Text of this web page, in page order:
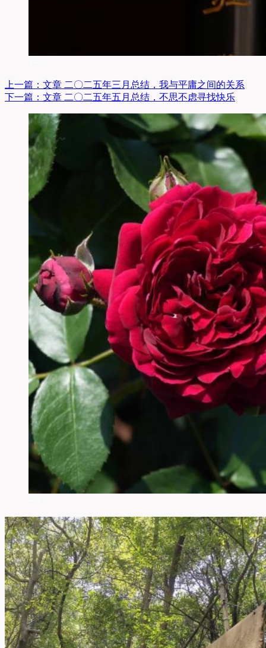
上一篇： 文章 二〇二五年三月总结，我与平庸之间的关系
下一篇： 文章 二〇二五年五月总结，不思不虑寻找快乐